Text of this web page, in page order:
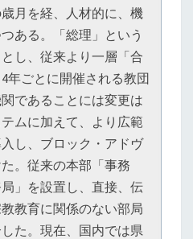
月を経、人材的に、機
ある。「総理」という
し、従来より一層「合
年ごとに開催される教団
であることには変更は
ムに加えて、より広範
し、ブロック・アドヴ
。従来の本部「事務
」を設置し、直接、伝
教育に関係のない部局
た。現在、国内では県